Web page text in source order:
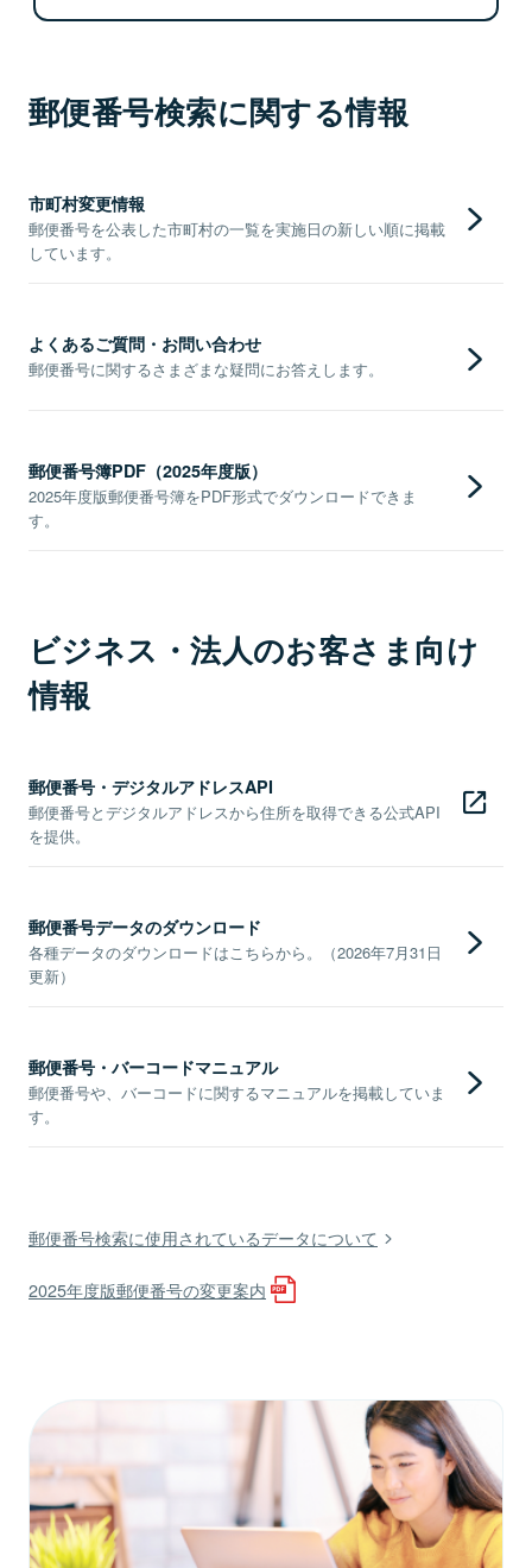
郵便番号検索に関する情報
市町村変更情報
郵便番号を公表した市町村の一覧を実施日の新しい順に掲載
しています。
よくあるご質問・お問い合わせ
郵便番号に関するさまざまな疑問にお答えします。
郵便番号簿PDF（2025年度版）
2025年度版郵便番号簿をPDF形式でダウンロードできま
す。
ビジネス・法人のお客さま向け
情報
郵便番号・デジタルアドレスAPI
郵便番号とデジタルアドレスから住所を取得できる公式API
を提供。
郵便番号データのダウンロード
各種データのダウンロードはこちらから。（2026年7月31日
更新）
郵便番号・バーコードマニュアル
郵便番号や、バーコードに関するマニュアルを掲載していま
す。
郵便番号検索に使用されているデータについて
2025年度版郵便番号の変更案内